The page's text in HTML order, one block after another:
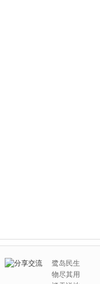
鹭岛民生
物尽其用